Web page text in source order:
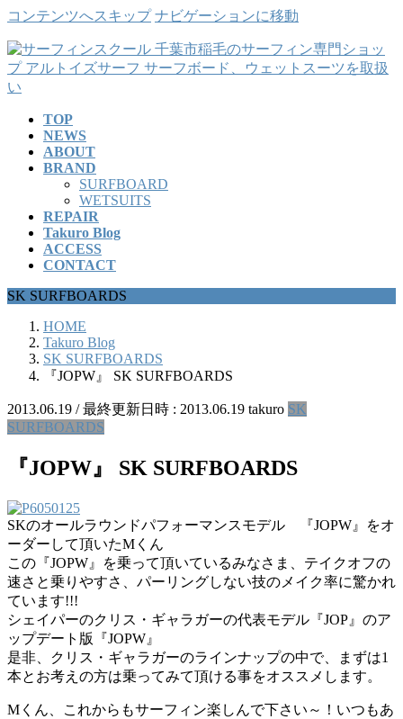
コンテンツへスキップ ナビゲーションに移動
TOP
NEWS
ABOUT
BRAND
SURFBOARD
WETSUITS
REPAIR
Takuro Blog
ACCESS
CONTACT
SK SURFBOARDS
HOME
Takuro Blog
SK SURFBOARDS
『JOPW』 SK SURFBOARDS
2013.06.19 / 最終更新日時 : 2013.06.19 takuro SK
SURFBOARDS
『JOPW』 SK SURFBOARDS
SKのオールラウンドパフォーマンスモデル 『JOPW』をオ
ーダーして頂いたMくん
この『JOPW』を乗って頂いているみなさま、テイクオフの
速さと乗りやすさ、パーリングしない技のメイク率に驚かれ
ています!!!
シェイパーのクリス・ギャラガーの代表モデル『JOP』のア
ップデート版『JOPW』
是非、クリス・ギャラガーのラインナップの中で、まずは1
本とお考えの方は乗ってみて頂ける事をオススメします。
Mくん、これからもサーフィン楽しんで下さい～！いつもあ